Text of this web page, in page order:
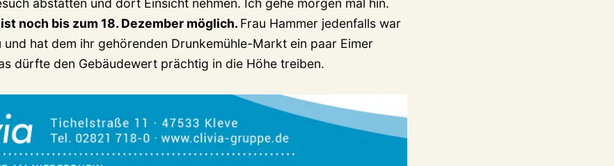
abstatten und dort Einsicht nehmen. Ich gehe morgen mal hin.
noch bis zum 18. Dezember möglich. Frau Hammer jedenfalls war
und hat dem ihr gehörenden Drunkemühle-Markt ein paar Eimer
dürfte den Gebäudewert prächtig in die Höhe treiben.